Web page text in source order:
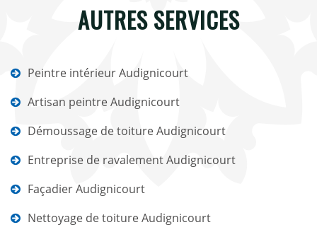
AUTRES SERVICES
Peintre intérieur Audignicourt
Artisan peintre Audignicourt
Démoussage de toiture Audignicourt
Entreprise de ravalement Audignicourt
Façadier Audignicourt
Nettoyage de toiture Audignicourt